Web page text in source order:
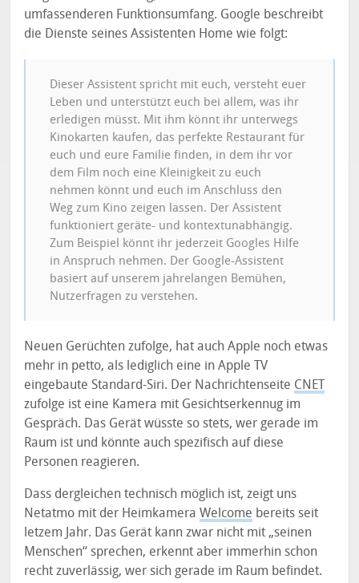
umfassenderen Funktionsumfang. Google beschreibt
die Dienste seines Assistenten Home wie folgt:
Dieser Assistent spricht mit euch, versteht euer
Leben und unterstützt euch bei allem, was ihr
erledigen müsst. Mit ihm könnt ihr unterwegs
Kinokarten kaufen, das perfekte Restaurant für
euch und eure Familie finden, in dem ihr vor
dem Film noch eine Kleinigkeit zu euch
nehmen könnt und euch im Anschluss den
Weg zum Kino zeigen lassen. Der Assistent
funktioniert geräte- und kontextunabhängig.
Zum Beispiel könnt ihr jederzeit Googles Hilfe
in Anspruch nehmen. Der Google-Assistent
basiert auf unserem jahrelangen Bemühen,
Nutzerfragen zu verstehen.
Neuen Gerüchten zufolge, hat auch Apple noch etwas
mehr in petto, als lediglich eine in Apple TV
eingebaute Standard-Siri. Der Nachrichtenseite CNET
zufolge ist eine Kamera mit Gesichtserkennug im
Gespräch. Das Gerät wüsste so stets, wer gerade im
Raum ist und könnte auch spezifisch auf diese
Personen reagieren.
Dass dergleichen technisch möglich ist, zeigt uns
Netatmo mit der HeimkameraWelcome bereits seit
letzem Jahr. Das Gerät kann zwar nicht mit „seinen
Menschen“ sprechen, erkennt aber immerhin schon
recht zuverlässig, wer sich gerade im Raum befindet.